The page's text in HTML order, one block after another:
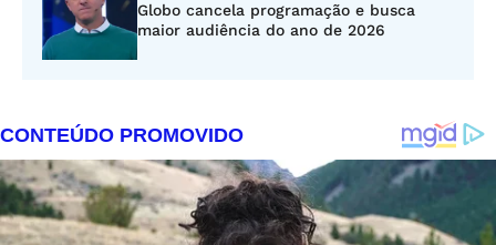
Globo cancela programação e busca
maior audiência do ano de 2026